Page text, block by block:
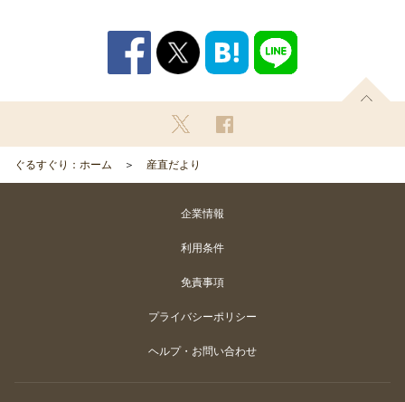
ぐるすぐり：ホーム 産直だより
企業情報
利用条件
免責事項
プライバシーポリシー
ヘルプ・お問い合わせ